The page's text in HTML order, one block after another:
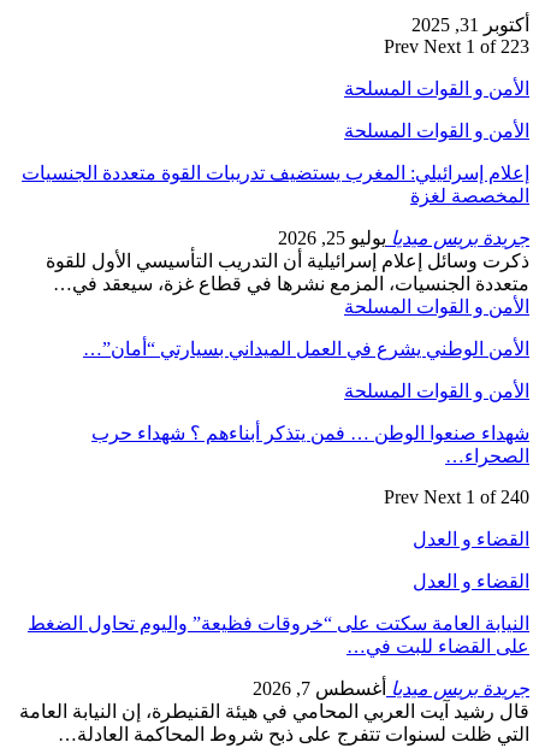
أكتوبر 31, 2025
Prev Next 1 of 223
الأمن و القوات المسلحة
الأمن و القوات المسلحة
إعلام إسرائيلي: المغرب يستضيف تدريبات القوة متعددة الجنسيات
المخصصة لغزة
جريدة بريس ميديا يوليو 25, 2026
ذكرت وسائل إعلام إسرائيلية أن التدريب التأسيسي الأول للقوة
متعددة الجنسيات، المزمع نشرها في قطاع غزة، سيعقد في…
الأمن و القوات المسلحة
الأمن الوطني يشرع في العمل الميداني بسيارتي “أمان”…
الأمن و القوات المسلحة
شهداء صنعوا الوطن … فمن يتذكر أبناءهم ؟ شهداء حرب
الصحراء…
Prev Next 1 of 240
القضاء و العدل
القضاء و العدل
النيابة العامة سكتت على “خروقات فظيعة” واليوم تحاول الضغط
على القضاء للبت في…
جريدة بريس ميديا أغسطس 7, 2026
قال رشيد آيت العربي المحامي في هيئة القنيطرة، إن النيابة العامة
التي ظلت لسنوات تتفرج على ذبح شروط المحاكمة العادلة…